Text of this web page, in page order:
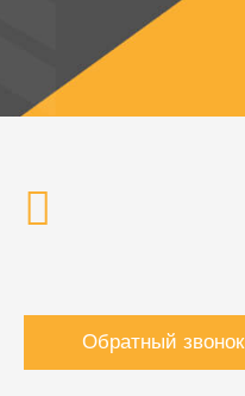
Обратный звонок